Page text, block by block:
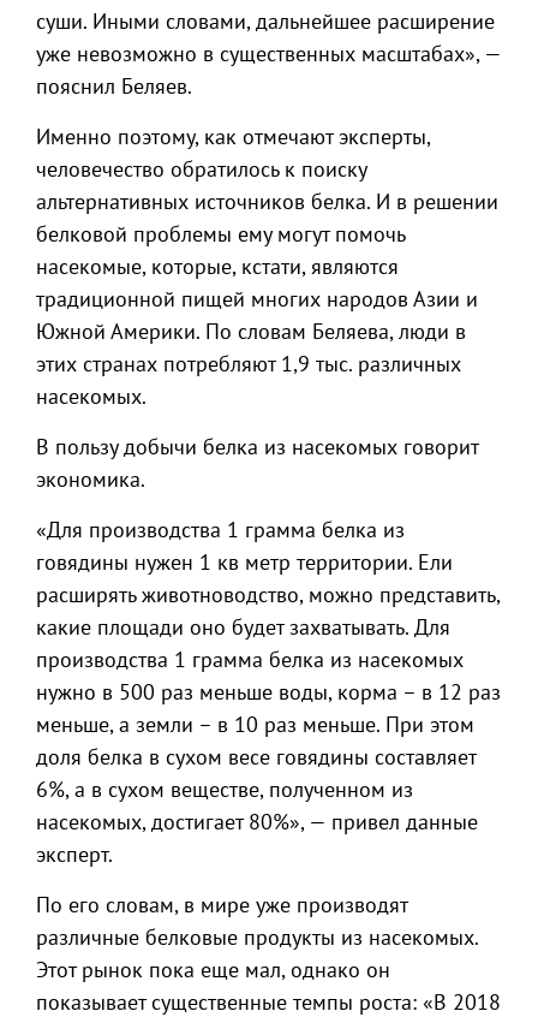
суши. Иными словами, дальнейшее расширение
уже невозможно в существенных масштабах», —
пояснил Беляев.
Именно поэтому, как отмечают эксперты,
человечество обратилось к поиску
альтернативных источников белка. И в решении
белковой проблемы ему могут помочь
насекомые, которые, кстати, являются
традиционной пищей многих народов Азии и
Южной Америки. По словам Беляева, люди в
этих странах потребляют 1,9 тыс. различных
насекомых.
В пользу добычи белка из насекомых говорит
экономика.
«Для производства 1 грамма белка из
говядины нужен 1 кв метр территории. Ели
расширять животноводство, можно представить,
какие площади оно будет захватывать. Для
производства 1 грамма белка из насекомых
нужно в 500 раз меньше воды, корма – в 12 раз
меньше, а земли – в 10 раз меньше. При этом
доля белка в сухом весе говядины составляет
6%, а в сухом веществе, полученном из
насекомых, достигает 80%», — привел данные
эксперт.
По его словам, в мире уже производят
различные белковые продукты из насекомых.
Этот рынок пока еще мал, однако он
показывает существенные темпы роста: «В 2018